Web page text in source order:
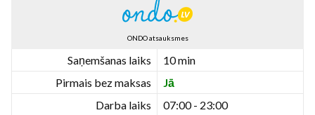
ONDO atsauksmes
Saņemšanas laiks
10 min
Pirmais bez maksas
Jā
Darba laiks
07:00 - 23:00